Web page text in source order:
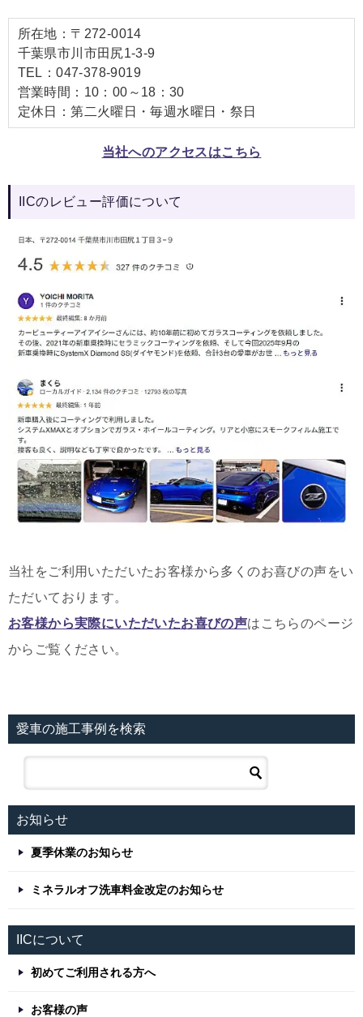
所在地：〒272-0014
千葉県市川市田尻1-3-9
TEL：047-378-9019
営業時間：10：00～18：30
定休日：第二火曜日・毎週水曜日・祭日
当社へのアクセスはこちら
IICのレビュー評価について
当社をご利用いただいたお客様から多くのお喜びの声をい
ただいております。
お客様から実際にいただいたお喜びの声はこちらのページ
からご覧ください。
愛車の施工事例を検索
お知らせ
夏季休業のお知らせ
ミネラルオフ洗車料金改定のお知らせ
IICについて
初めてご利用される方へ
お客様の声